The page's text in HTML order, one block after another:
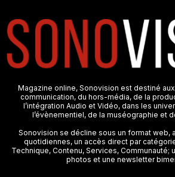
Magazine online, Sonovision est destiné
communication, du hors-média, de la
l’intégration Audio et Vidéo, dans les
l’évènementiel, de la muséographie et
Sonovision se décline sous un format web,
quotidiennes, un accès direct par
Technique, Contenu, Services, Communauté;
photos et une newsletter